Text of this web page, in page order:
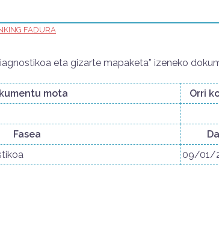
FADURA
eta gizarte mapaketa” izeneko
mota
Orri
Fasea
09/01/